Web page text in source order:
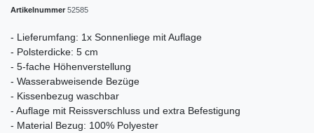
Artikelnummer 52585
- Lieferumfang: 1x Sonnenliege mit Auflage
- Polsterdicke: 5 cm
- 5-fache Höhenverstellung
- Wasserabweisende Bezüge
- Kissenbezug waschbar
- Auflage mit Reissverschluss und extra Befestigung
- Material Bezug: 100% Polyester